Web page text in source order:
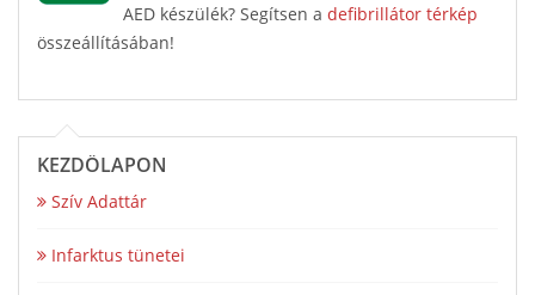
AED készülék? Segítsen a defibrillátor térkép
összeállításában!
KEZDŐLAPON
Szív Adattár
Infarktus tünetei